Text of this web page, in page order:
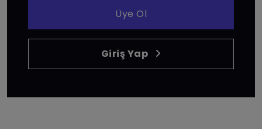
Üye Ol
Giriş Yap